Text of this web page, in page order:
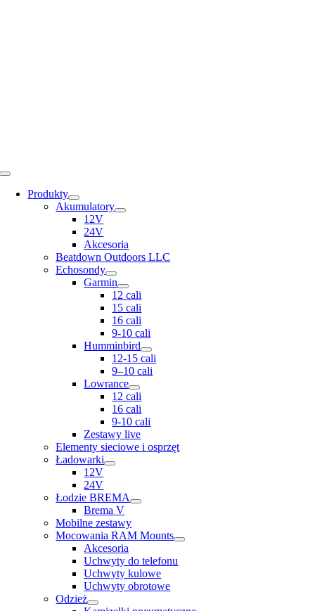
Toggle
NavigationProdukty
Akumulatory
12V
24V
Akcesoria
Beatdown Outdoors LLC
Echosondy
Garmin
12 cali
15 cali
16 cali
9-10 cali
Humminbird
12-15 cali
9–10 cali
Lowrance
12 cali
16 cali
9-10 cali
Zestawy live
Elementy sieciowe i osprzęt
Ładowarki
12V
24V
Łodzie BREMA
Brema V
Mobilne zestawy
Mocowania RAM Mounts
Akcesoria
Uchwyty do telefonu
Uchwyty kulowe
Uchwyty obrotowe
Odzież